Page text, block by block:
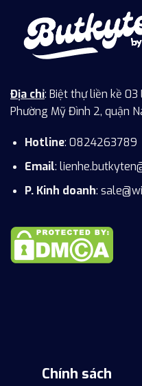
Địa chỉ: Biệt thự liền kề
Phường Mỹ Đình 2, quận
Hotline: 0824263789
Email:
P. Kinh doanh:
Chính sách